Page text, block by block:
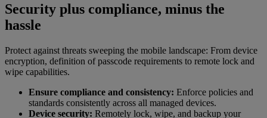
Security plus compliance, minus the
hassle
Protect against threats sweeping the mobile landscape: From device
encryption, definition of passcode requirements to remote lock and
wipe capabilities.
Ensure compliance and consistency: Enforce policies and
standards consistently across all managed devices.
Device security: Remotely lock, wipe, and backup your